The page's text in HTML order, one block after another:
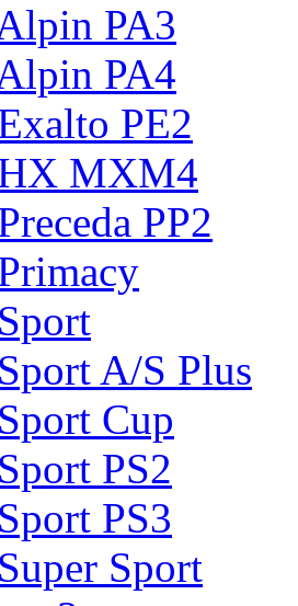
PA3
PA4
PE2
MXM4
PP2
A/S Plus
Cup
PS2
PS3
Sport